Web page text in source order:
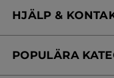
Vårt engagemang
Skönhetstips
HJÄLP &
Kontakta oss
POPULÄRA